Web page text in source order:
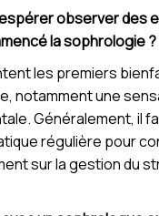
observer des
la sophrologie ?
les premiers
notamment une
Généralement, il
régulière pour
sur la gestion du